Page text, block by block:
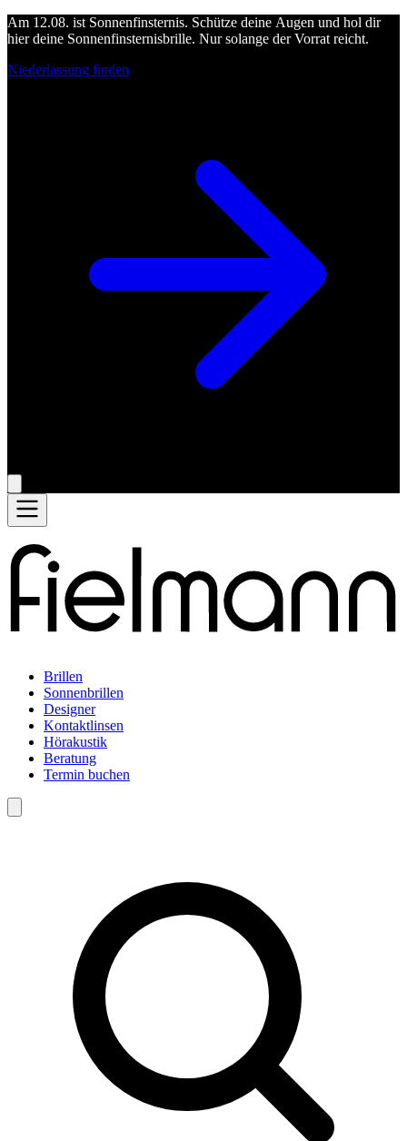
Am 12.08. ist Sonnenfinsternis. Schütze deine Augen und hol dir
hier deine Sonnenfinsternisbrille. Nur solange der Vorrat reicht.
Niederlassung finden
Brillen
Sonnenbrillen
Designer
Kontaktlinsen
Hörakustik
Beratung
Termin buchen